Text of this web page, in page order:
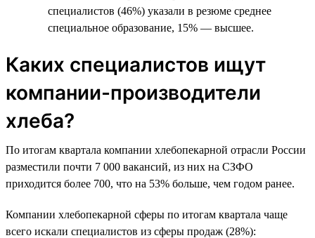
специалистов (46%) указали в резюме среднее
специальное образование, 15% — высшее.
Каких специалистов ищут
компании-производители
хлеба?
По итогам квартала компании хлебопекарной отрасли России
разместили почти 7 000 вакансий, из них на СЗФО
приходится более 700, что на 53% больше, чем годом ранее.
Компании хлебопекарной сферы по итогам квартала чаще
всего искали специалистов из сферы продаж (28%):